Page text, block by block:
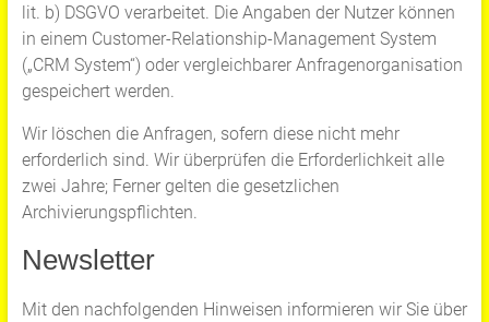
lit. b) DSGVO verarbeitet. Die Angaben der Nutzer können
in einem Customer-Relationship-Management System
(„CRM System“) oder vergleichbarer Anfragenorganisation
gespeichert werden.
Wir löschen die Anfragen, sofern diese nicht mehr
erforderlich sind. Wir überprüfen die Erforderlichkeit alle
zwei Jahre; Ferner gelten die gesetzlichen
Archivierungspflichten.
Newsletter
Mit den nachfolgenden Hinweisen informieren wir Sie über